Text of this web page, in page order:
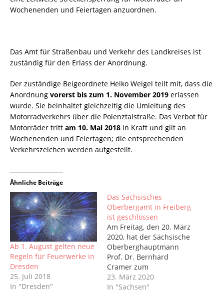
Wochenenden und Feiertagen anzuordnen.
Das Amt für Straßenbau und Verkehr des Landkreises ist
zuständig für den Erlass der Anordnung.
Der zuständige Beigeordnete Heiko Weigel teilt mit, dass die
Anordnung vorerst bis zum 1. November 2019 erlassen
wurde. Sie beinhaltet gleichzeitig die Umleitung des
Motorradverkehrs über die Polenztalstraße. Das Verbot für
Motorräder tritt am 10. Mai 2018 in Kraft und gilt an
Wochenenden und Feiertagen; die entsprechenden
Verkehrszeichen werden aufgestellt.
Ähnliche Beiträge
Ab 1. August gelten neue
Regeln für Feuerwerke in
Dresden
25. Juli 2018
In "Dresden"
Das Sächsisches
Oberbergamt in Freiberg
ist geschlossen
Am Freitag, den 20. März
2020, hat der Sächsische
Oberberghauptmann
Prof. Dr. Bernhard
Cramer zum
Dienstschluss die
Liegenschaft des
23. März 2020
In "Sachsen"